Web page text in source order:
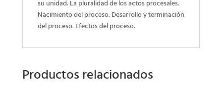
su unidad. La pluralidad de los actos procesales.
Nacimiento del proceso. Desarrollo y terminación
del proceso. Efectos del proceso.
Productos relacionados